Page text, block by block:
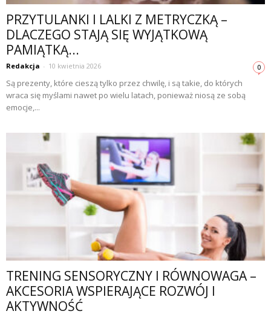
PRZYTULANKI I LALKI Z METRYCZKĄ –
DLACZEGO STAJĄ SIĘ WYJĄTKOWĄ
PAMIĄTKĄ...
Redakcja - 10 kwietnia 2026 0
Są prezenty, które cieszą tylko przez chwilę, i są takie, do których
wraca się myślami nawet po wielu latach, ponieważ niosą ze sobą
emocje,...
TRENING SENSORYCZNY I RÓWNOWAGA –
AKCESORIA WSPIERAJĄCE ROZWÓJ I
AKTYWNOŚĆ